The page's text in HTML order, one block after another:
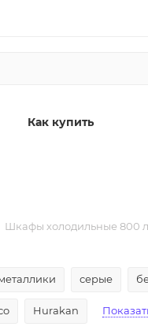
Как купить
Шкафы холодильные 800 л
серые
Hurakan